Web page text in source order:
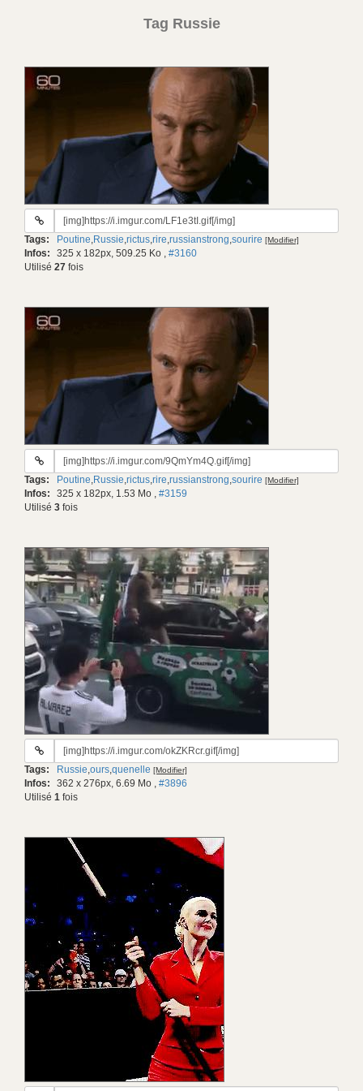
Tag Russie
URL
gif:
Tags: Poutine,Russie,rictus,rire,russianstrong,sourire [Modifier]
Infos: 325 x 182px, 509.25 Ko , #3160
Utilisé 27 fois
URL
gif:
Tags: Poutine,Russie,rictus,rire,russianstrong,sourire [Modifier]
Infos: 325 x 182px, 1.53 Mo , #3159
Utilisé 3 fois
URL
gif:
Tags: Russie,ours,quenelle [Modifier]
Infos: 362 x 276px, 6.69 Mo , #3896
Utilisé 1 fois